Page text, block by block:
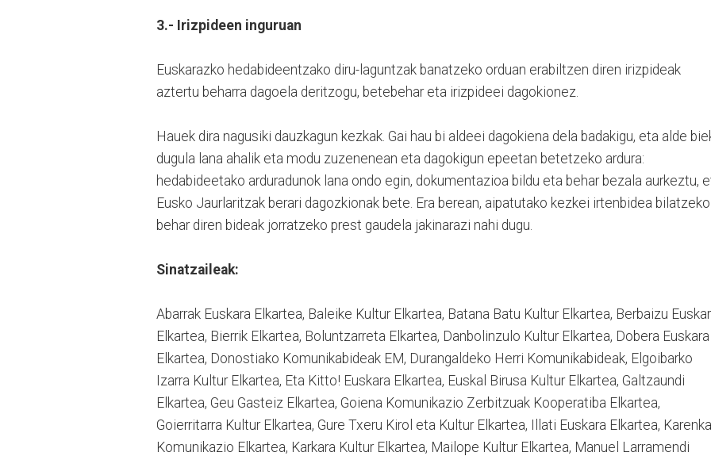
3.- Irizpideen inguruan
Euskarazko hedabideentzako diru-laguntzak banatzeko orduan erabiltzen diren irizpideak
aztertu beharra dagoela deritzogu, betebehar eta irizpideei dagokionez.
Hauek dira nagusiki dauzkagun kezkak. Gai hau bi aldeei dagokiena dela badakigu, eta alde
dugula lana ahalik eta modu zuzenenean eta dagokigun epeetan betetzeko ardura:
hedabideetako arduradunok lana ondo egin, dokumentazioa bildu eta behar bezala aurkeztu,
Eusko Jaurlaritzak berari dagozkionak bete. Era berean, aipatutako kezkei irtenbidea bilatzeko
behar diren bideak jorratzeko prest gaudela jakinarazi nahi dugu.
Sinatzaileak:
Abarrak Euskara Elkartea, Baleike Kultur Elkartea, Batana Batu Kultur Elkartea, Berbaizu
Elkartea, Bierrik Elkartea, Boluntzarreta Elkartea, Danbolinzulo Kultur Elkartea, Dobera Euskara
Elkartea, Donostiako Komunikabideak EM, Durangaldeko Herri Komunikabideak, Elgoibarko
Izarra Kultur Elkartea, Eta Kitto! Euskara Elkartea, Euskal Birusa Kultur Elkartea, Galtzaundi
Elkartea, Geu Gasteiz Elkartea, Goiena Komunikazio Zerbitzuak Kooperatiba Elkartea,
Goierritarra Kultur Elkartea, Gure Txeru Kirol eta Kultur Elkartea, Illati Euskara Elkartea, Karenka
Komunikazio Elkartea, Karkara Kultur Elkartea, Mailope Kultur Elkartea, Manuel Larramendi